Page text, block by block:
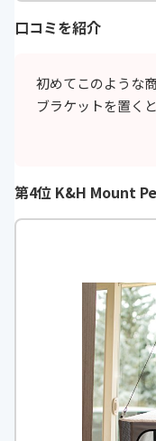
口コミを紹介
初めてこのような
ブラケットを置く
第4位 K&H Mount